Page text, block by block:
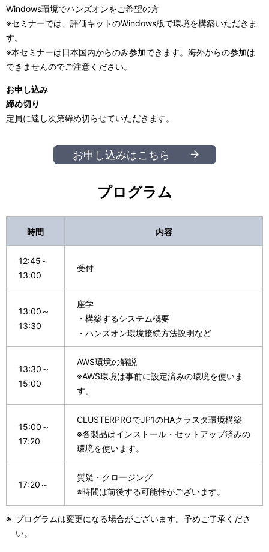
Windows環境でハンズオンをご希望の方
※セミナーでは、評価キットのWindows版で環境を構築いただきま
す。
※本セミナーは日本国内からのみ参加できます。海外からの参加は
できませんのでご注意ください。
お申し込み
締め切り
定員に達し次第締め切らせていただきます。
お申し込みはこちら
プログラム
時間 内容
12:45～
13:00
受付
13:00～
13:30
座学
・構築するシステム概要
・ハンズオン環境接続方法説明など
13:30～
15:00
AWS環境の解説
※AWS環境は事前に設定済みの環境を使いま
す。
15:00～
17:20
CLUSTERPROでJP1のHAクラスタ環境構築
※各製品はインストール・セットアップ済みの
環境を使います。
17:20～
質疑・クロージング
※時間は前後する可能性がございます。
※ プログラムは変更になる場合がございます。予めご了承くださ
い。